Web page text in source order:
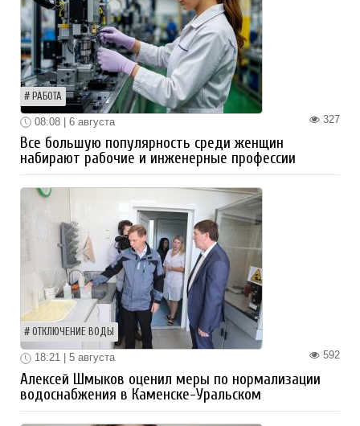
РАБОТА
327
08:08 | 6 августа
Все большую популярность среди женщин
набирают рабочие и инженерные профессии
ОТКЛЮЧЕНИЕ ВОДЫ
592
18:21 | 5 августа
Алексей Шмыков оценил меры по нормализации
водоснабжения в Каменске-Уральском